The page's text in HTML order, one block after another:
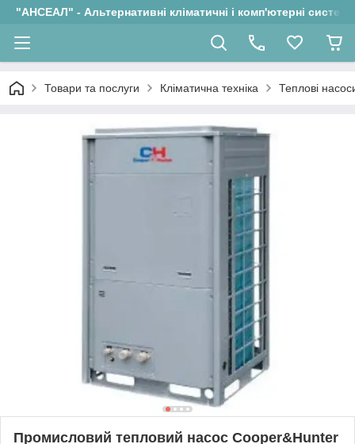
"АНСЕАЛ" - Альтернативні кліматичні і комп'ютерні системи
Товари та послуги Кліматична техніка Теплові
Промисловий тепловий насос Cooper&Hunter